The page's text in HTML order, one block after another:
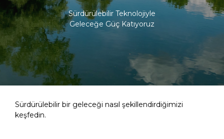
Sürdürülebilir Teknolojiyle
Geleceğe Güç Katıyoruz
Sürdürülebilir bir geleceği nasıl şekillendirdiğimizi
keşfedin.